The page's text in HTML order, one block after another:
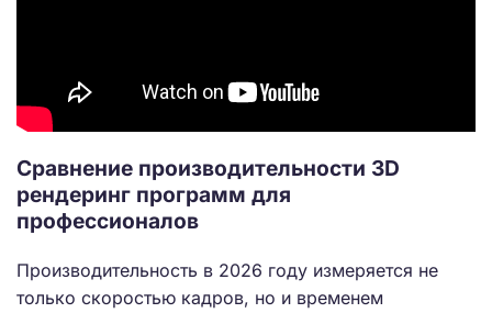
Сравнение производительности 3D
рендеринг программ для
профессионалов
Производительность в 2026 году измеряется не
только скоростью кадров, но и временем